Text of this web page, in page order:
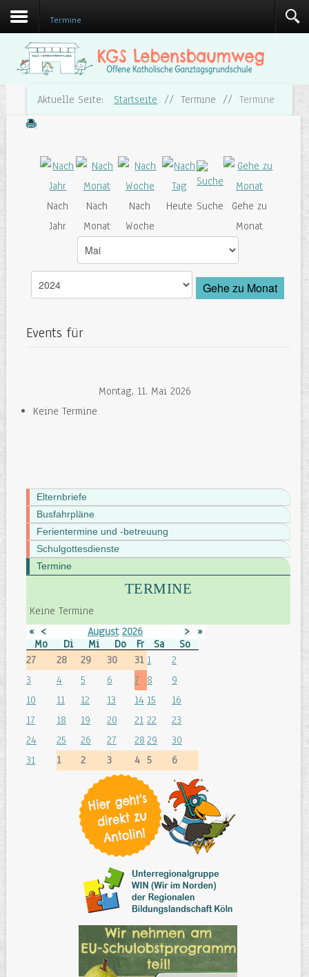
Termine
Aktuelle Seite: Startseite // Termine // Termine
Nach
Jahr
Nach
Monat
Nach
Woche
Heute Suche
Gehe zu
Monat
Gehe zu Monat
Events für
Montag, 11. Mai 2026
Keine Termine
Elternbriefe
Busfahrpläne
Ferientermine und -betreuung
Schulgottesdienste
Termine
TERMINE
Keine Termine
« < August 2026 > »
Mo
Di Mi Do Fr Sa
So
27
28 29 30 31 1
2
3
4 5 6 7 8
9
10
11 12 13 14 15
16
17
18 19 20 21 22
23
24
25 26 27 28 29
30
31
1 2 3 4 5 6